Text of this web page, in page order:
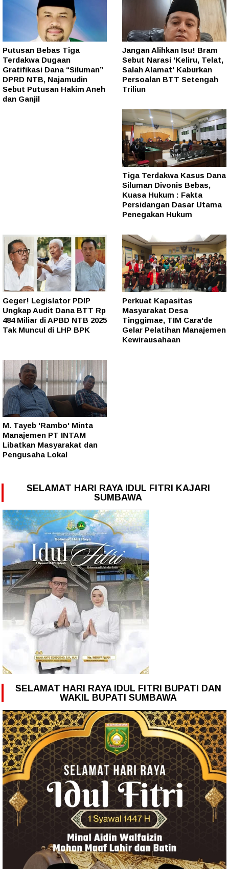
Putusan Bebas Tiga
Terdakwa Dugaan
Gratifikasi Dana “Siluman”
DPRD NTB, Najamudin
Sebut Putusan Hakim Aneh
dan Ganjil
Jangan Alihkan Isu! Bram
Sebut Narasi 'Keliru, Telat,
Salah Alamat' Kaburkan
Persoalan BTT Setengah
Triliun
Tiga Terdakwa Kasus Dana
Siluman Divonis Bebas,
Kuasa Hukum : Fakta
Persidangan Dasar Utama
Penegakan Hukum
Geger! Legislator PDIP
Ungkap Audit Dana BTT Rp
484 Miliar di APBD NTB 2025
Tak Muncul di LHP BPK
Perkuat Kapasitas
Masyarakat Desa
Tinggimae, TIM Cara'de
Gelar Pelatihan Manajemen
Kewirausahaan
M. Tayeb 'Rambo' Minta
Manajemen PT INTAM
Libatkan Masyarakat dan
Pengusaha Lokal
SELAMAT HARI RAYA IDUL FITRI KAJARI
SUMBAWA
SELAMAT HARI RAYA IDUL FITRI BUPATI DAN
WAKIL BUPATI SUMBAWA